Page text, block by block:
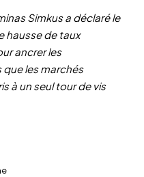
Simkus a déclaré le
hausse de taux
ancrer les
les marchés
à un seul tour de vis